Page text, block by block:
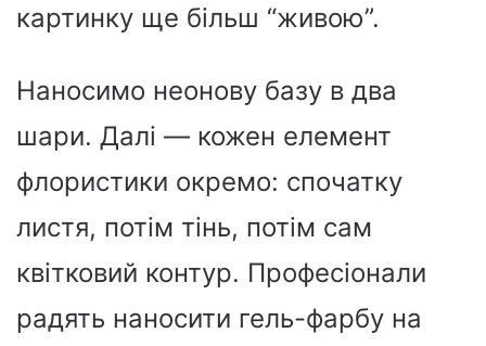
картинку ще більш “живою”.
Наносимо неонову базу в два
шари. Далі — кожен елемент
флористики окремо: спочатку
листя, потім тінь, потім сам
квітковий контур. Професіонали
радять наносити гель-фарбу на